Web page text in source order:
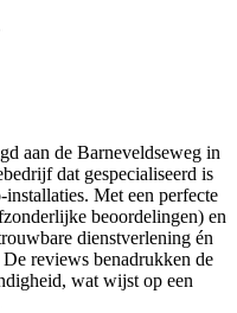
aan de Barneveldseweg in
dat gespecialiseerd is
Met een perfecte
beoordelingen) en
dienstverlening én
reviews benadrukken de
wat wijst op een